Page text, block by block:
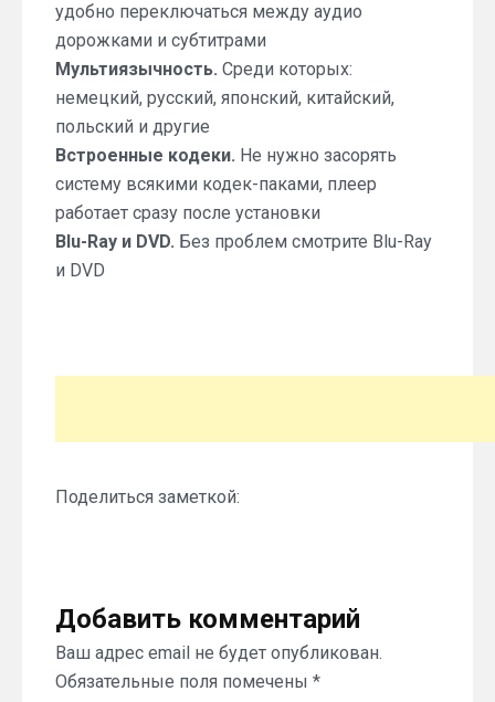
удобно переключаться между аудио
дорожками и субтитрами
Мультиязычность. Среди которых:
немецкий, русский, японский, китайский,
польский и другие
Встроенные кодеки. Не нужно засорять
систему всякими кодек-паками, плеер
работает сразу после установки
Blu-Ray и DVD. Без проблем смотрите Blu-Ray
и DVD
Поделиться заметкой:
Добавить комментарий
Ваш адрес email не будет опубликован.
Обязательные поля помечены *